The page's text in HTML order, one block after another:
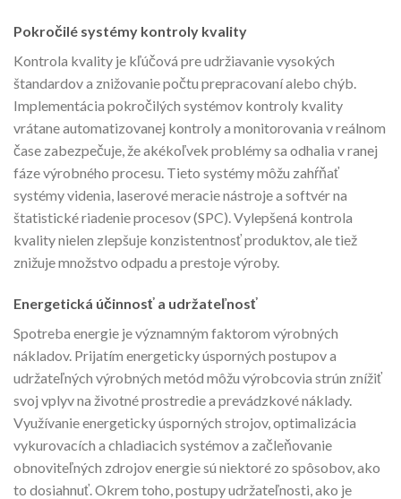
Pokročilé systémy kontroly kvality
Kontrola kvality je kľúčová pre udržiavanie vysokých
štandardov a znižovanie počtu prepracovaní alebo chýb.
Implementácia pokročilých systémov kontroly kvality
vrátane automatizovanej kontroly a monitorovania v reálnom
čase zabezpečuje, že akékoľvek problémy sa odhalia v ranej
fáze výrobného procesu. Tieto systémy môžu zahŕňať
systémy videnia, laserové meracie nástroje a softvér na
štatistické riadenie procesov (SPC). Vylepšená kontrola
kvality nielen zlepšuje konzistentnosť produktov, ale tiež
znižuje množstvo odpadu a prestoje výroby.
Energetická účinnosť a udržateľnosť
Spotreba energie je významným faktorom výrobných
nákladov. Prijatím energeticky úsporných postupov a
udržateľných výrobných metód môžu výrobcovia strún znížiť
svoj vplyv na životné prostredie a prevádzkové náklady.
Využívanie energeticky úsporných strojov, optimalizácia
vykurovacích a chladiacich systémov a začleňovanie
obnoviteľných zdrojov energie sú niektoré zo spôsobov, ako
to dosiahnuť. Okrem toho, postupy udržateľnosti, ako je